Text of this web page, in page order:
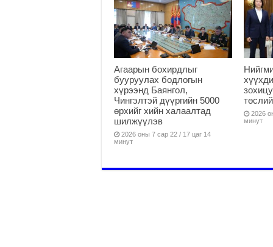
Агаарын бохирдлыг
бууруулах бодлогын
хүрээнд Баянгол,
Чингэлтэй дүүргийн 5000
өрхийг хийн халаалтад
шилжүүлэв
2026 оны 7 сар 22 / 17 цаг 14
минут
2026
минут